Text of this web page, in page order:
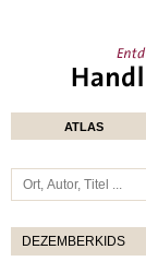
ATLAS
DEZEMBERKIDS